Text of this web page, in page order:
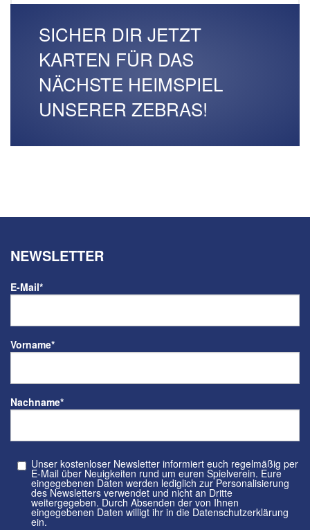
SICHER DIR JETZT
KARTEN FÜR DAS
NÄCHSTE HEIMSPIEL
UNSERER ZEBRAS!
NEWSLETTER
E-Mail*
Vorname*
Nachname*
Unser kostenloser Newsletter informiert euch regelmäßig per
E-Mail über Neuigkeiten rund um euren Spielverein. Eure
eingegebenen Daten werden lediglich zur Personalisierung
des Newsletters verwendet und nicht an Dritte
weitergegeben. Durch Absenden der von Ihnen
eingegebenen Daten willigt ihr in die Datenschutzerklärung
ein.